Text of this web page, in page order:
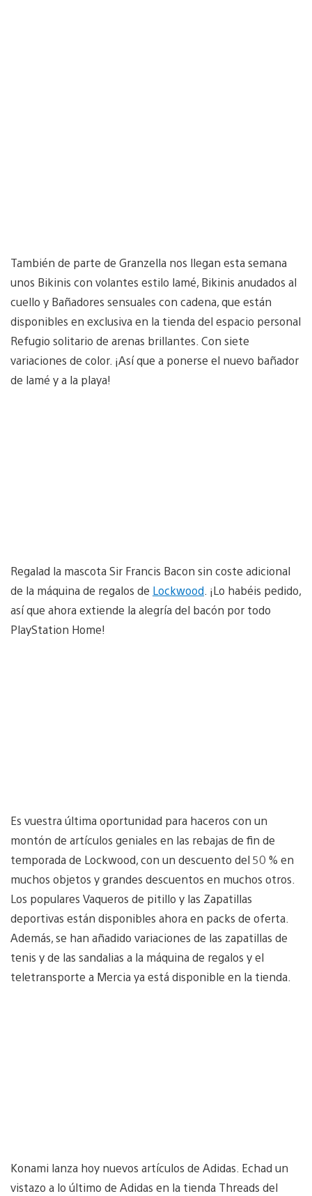
También de parte de Granzella nos llegan esta semana
unos Bikinis con volantes estilo lamé, Bikinis anudados al
cuello y Bañadores sensuales con cadena, que están
disponibles en exclusiva en la tienda del espacio personal
Refugio solitario de arenas brillantes. Con siete
variaciones de color. ¡Así que a ponerse el nuevo bañador
de lamé y a la playa!
Regalad la mascota Sir Francis Bacon sin coste adicional
de la máquina de regalos de Lockwood . ¡Lo habéis pedido,
así que ahora extiende la alegría del bacón por todo
PlayStation Home!
Es vuestra última oportunidad para haceros con un
montón de artículos geniales en las rebajas de fin de
temporada de Lockwood, con un descuento del 50 % en
muchos objetos y grandes descuentos en muchos otros.
Los populares Vaqueros de pitillo y las Zapatillas
deportivas están disponibles ahora en packs de oferta.
Además, se han añadido variaciones de las zapatillas de
tenis y de las sandalias a la máquina de regalos y el
teletransporte a Mercia ya está disponible en la tienda.
Konami lanza hoy nuevos artículos de Adidas. Echad un
vistazo a lo último de Adidas en la tienda Threads del